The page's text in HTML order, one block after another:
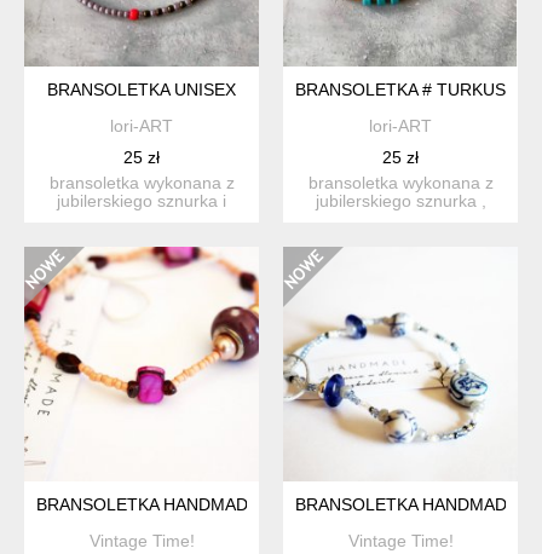
BRANSOLETKA UNISEX
lori-ART
25 zł
bransoletka wykonana z
jubilerskiego sznurka i
BRANSOLETKA # TURKUS
lori-ART
25 zł
bransoletka wykonana z
jubilerskiego sznurka ,
BRANSOLETKA HANDMADE
Vintage Time!
BRANSOLETKA HANDMADE
Vintage Time!